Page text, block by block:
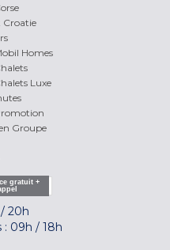
Croatie
Homes
Luxe
Groupe
gratuit +
/ 20h
: 09h / 18h